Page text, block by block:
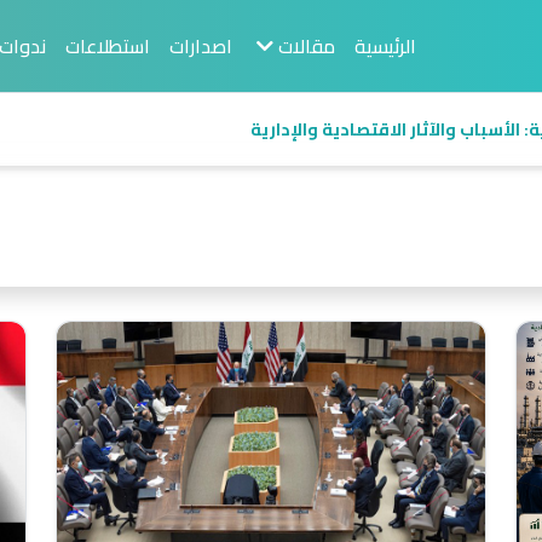
الرئيسية مقالات اصدارات استطلاعات ندوات
منظور اقتصادي